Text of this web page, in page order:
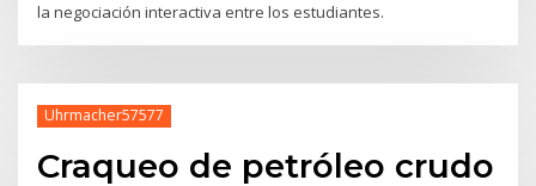
la negociación interactiva entre los estudiantes.
Uhrmacher57577
Craqueo de petróleo crudo